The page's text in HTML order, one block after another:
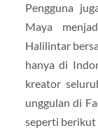
Pengguna
Maya
Halilintar
hanya di
kreator
unggulan di
seperti berikut